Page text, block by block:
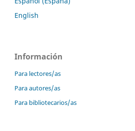
English
Información
Para lectores/as
Para autores/as
Para bibliotecarios/as